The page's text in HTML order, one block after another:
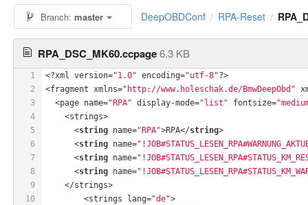
Branch:master DeepOBDConf / RPA-Reset /
RPA_DSC_MK60.ccpage6.3 KB
1
2
3
4
5
6
7
8
9
10
﻿<?xml version="1.0" encoding="utf-8"?>
<fragment xmlns="http://www.holeschak.de/BmwDeepObd"
  <page name=
"RPA" display-mode="list" fontsize=
    <strings>
      <
string name="RPA">RPA</string>
      <
string name=
      <
string name=
      <
string name=
    </strings>
	<strings lang=
"de">